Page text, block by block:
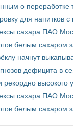
о переработке
для напитков
сахара ПАО
белым сахаром
начнут
дефицита в
высокого
сахара ПАО
белым сахаром